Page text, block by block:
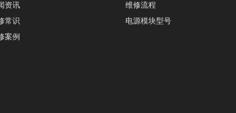
资讯
常识
案例
维修流程
电源模块型号